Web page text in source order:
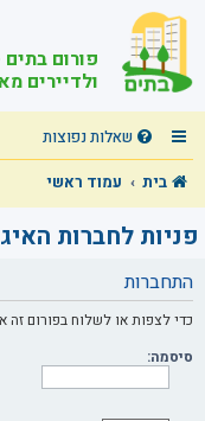
פורום
ולדיירים
שאלות נפוצות
בית
עמוד ראשי
פניות לחברות
התחברות
כדי לצפות או לשלוח בפורום זה
סיסמה: